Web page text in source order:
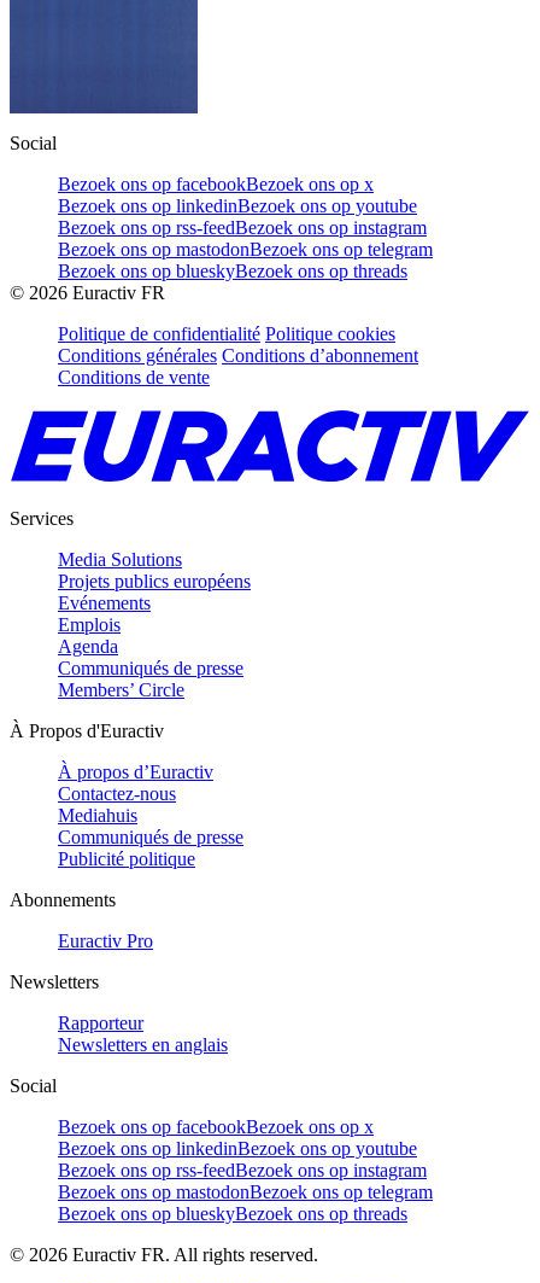
Social
Bezoek ons op facebookBezoek ons op x
Bezoek ons op linkedinBezoek ons op youtube
Bezoek ons op rss-feedBezoek ons op instagram
Bezoek ons op mastodonBezoek ons op telegram
Bezoek ons op blueskyBezoek ons op threads
© 2026 Euractiv FR
Politique de confidentialité Politique cookies
Conditions générales Conditions d’abonnement
Conditions de vente
Services
Media Solutions
Projets publics européens
Evénements
Emplois
Agenda
Communiqués de presse
Members’ Circle
À Propos d'Euractiv
À propos d’Euractiv
Contactez-nous
Mediahuis
Communiqués de presse
Publicité politique
Abonnements
Euractiv Pro
Newsletters
Rapporteur
Newsletters en anglais
Social
Bezoek ons op facebookBezoek ons op x
Bezoek ons op linkedinBezoek ons op youtube
Bezoek ons op rss-feedBezoek ons op instagram
Bezoek ons op mastodonBezoek ons op telegram
Bezoek ons op blueskyBezoek ons op threads
© 2026 Euractiv FR. All rights reserved.